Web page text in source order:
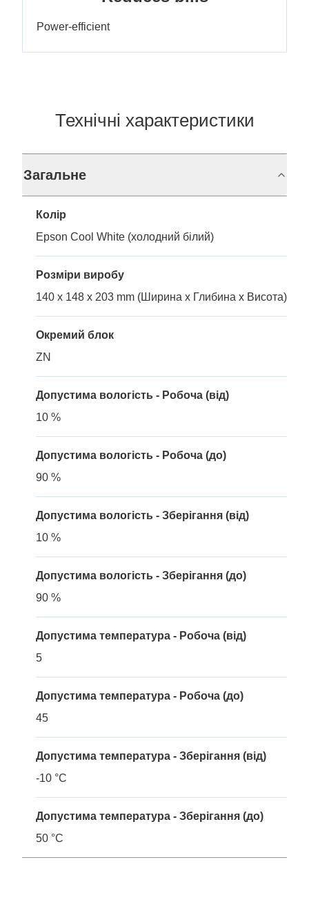
Power-efficient
Технічні характеристики
Загальне
Колір
Epson Cool White (холодний білий)
Розміри виробу
140 x 148 x 203 mm (Ширина x Глибина x Висота)
Окремий блок
ZN
Допустима вологість - Робоча (від)
10 %
Допустима вологість - Робоча (до)
90 %
Допустима вологість - Зберігання (від)
10 %
Допустима вологість - Зберігання (до)
90 %
Допустима температура - Робоча (від)
5
Допустима температура - Робоча (до)
45
Допустима температура - Зберігання (від)
-10 °C
Допустима температура - Зберігання (до)
50 °C